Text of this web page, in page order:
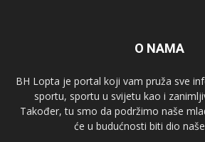
O NAMA
BH Lopta je portal koji vam pruža sve
sportu, sportu u svijetu kao i
Također, tu smo da podržimo naše
će u budućnosti biti dio